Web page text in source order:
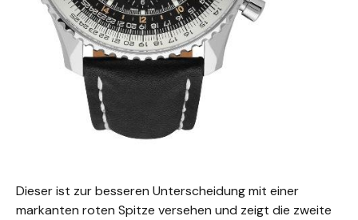
Dieser ist zur besseren Unterscheidung mit einer
markanten roten Spitze versehen und zeigt die zweite